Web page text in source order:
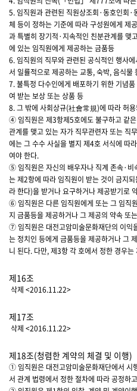
5. 임직원과 관련된 직원상조회·동호인회
체 등이 정하는 기준에 따라 구성원에게 제
과 특별히 장기적·지속적인 친분관계를 맺
에 있는 임직원에게 제공하는 금품등
6. 임직원의 직무와 관련된 공식적인 행사
서 일률적으로 제공하는 교통, 숙박, 음식물
7. 불특정 다수인에게 배포하기 위한 기념
여 받는 보상 또는 상품 등
8. 그 밖에 사회상규(社會常規)에 따라 허
④ 임직원은 제3항제5호에도 불구하고 같
관계를 맺고 있는 자가 직무관련자 또는 직
에는 그 수수 사실을 별지 제4호 서식에 따
여야 한다.
⑤ 임직원은 자신의 배우자나 직계 존속·비
는 제2항에 따라 임직원이 받는 것이 금지
라 한다)을 받거나 요구하거나 제공받기로
⑥ 임직원은 다른 임직원에게 또는 그 임직
지 금품등을 제공하거나 그 제공의 약속 또
⑦ 임직원은 대전고암미술문화재단의 이익
는 정치인 등에게 금품등을 제공하거나 그
니 된다. 다만, 제3항 각 호에서 정한 경우는
제16조
삭제 <2016.11.22>
제17조
삭제 <2016.11.22>
제18조(청렴한 계약의 체결 및 이행)
① 임직원은 대전고암미술문화재단에서 시
서 관계 법령에서 정한 절차에 따라 공정하